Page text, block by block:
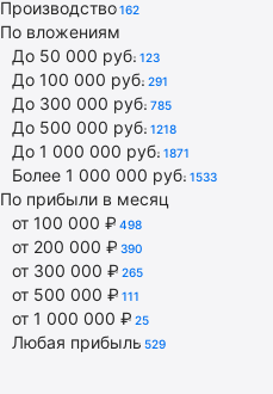
Производство162
По вложениям
До 50 000 руб. 123
До 100 000 руб. 291
До 300 000 руб. 785
До 500 000 руб. 1218
До 1 000 000 руб. 1871
Более 1 000 000 руб. 1533
По прибыли в месяц
от 100 000 ₽ 498
от 200 000 ₽ 390
от 300 000 ₽ 265
от 500 000 ₽ 111
от 1 000 000 ₽ 25
Любая прибыль 529